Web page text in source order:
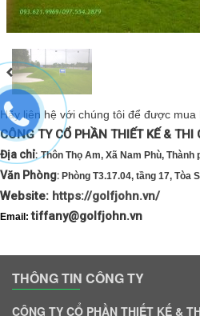
Hãy liên hệ với chúng tôi để được mua
CÔNG TY CỔ PHẦN THIẾT KẾ
Địa chỉ: Thôn Thọ Am, Xã Nam Phù, Thành
Văn Phòng: Phòng T3.17.04, tầng 17, Tòa
Website: https://golfjohn.vn/
Email:tiffany@golfjohn.vn
THÔNG TIN CÔNG TY
CÔNG TY CỔ PHẦN THIẾT KẾ &